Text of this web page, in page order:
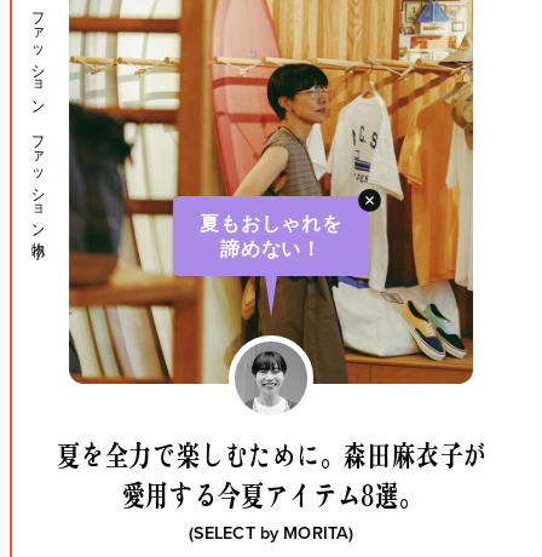
夏もおしゃれを
諦めない！
夏を全力で楽しむために。森田麻衣子が
愛用する今夏アイテム8選。
(SELECT by MORITA)
ファッション ファッション小物